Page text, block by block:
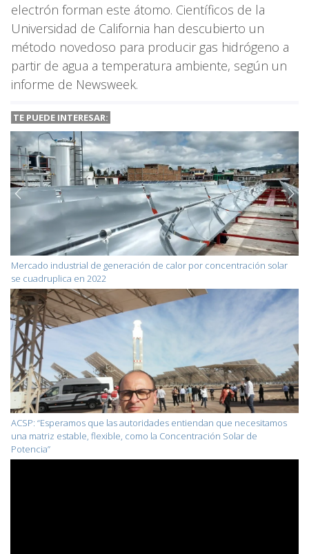
electrón forman este átomo. Científicos de la
Universidad de California han descubierto un
método novedoso para producir gas hidrógeno a
partir de agua a temperatura ambiente, según un
informe de Newsweek.
TE PUEDE INTERESAR:
Mercado industrial de generación de calor por concentración solar
se cuadruplica en 2022
ACSP: “Esperamos que las autoridades entiendan que necesitamos
una matriz estable, flexible, como la Concentración Solar de
Potencia”